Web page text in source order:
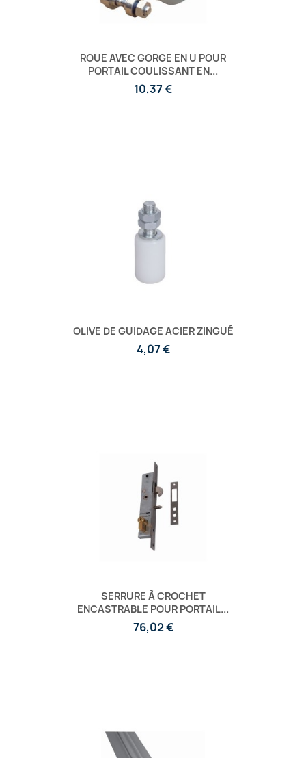
ROUE AVEC GORGE EN U POUR
PORTAIL COULISSANT EN...
10,37 €
OLIVE DE GUIDAGE ACIER ZINGUÉ
4,07 €
SERRURE À CROCHET
ENCASTRABLE POUR PORTAIL...
76,02 €